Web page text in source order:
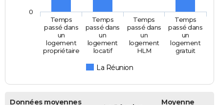
La Réunion
Temps
passé dans
un
logement
propriétaire
Temps
passé dans
un
logement
locatif
Temps
passé dans
un
logement
HLM
Temps
passé dans
un
logement
gratuit
0
Données moyennes
Moyenne